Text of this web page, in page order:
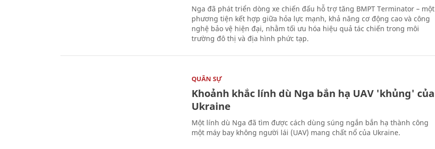
Nga đã phát triển dòng xe chiến đấu hỗ trợ tăng BMPT Terminator – một
phương tiện kết hợp giữa hỏa lực mạnh, khả năng cơ động cao và công
nghệ bảo vệ hiện đại, nhằm tối ưu hóa hiệu quả tác chiến trong môi
trường đô thị và địa hình phức tạp.
QUÂN SỰ
Khoảnh khắc lính dù Nga bắn hạ UAV 'khủng' của
Ukraine
Một lính dù Nga đã tìm được cách dùng súng ngắn bắn hạ thành công
một máy bay không người lái (UAV) mang chất nổ của Ukraine.